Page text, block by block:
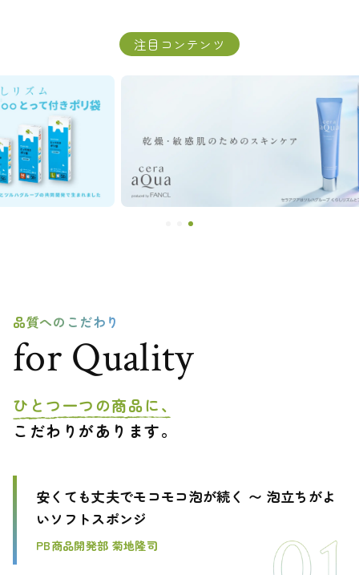
注目コンテンツ
品質へのこだわり
for Quality
ひとつ一つの商品に、
こだわりがあります。
安くても丈夫でモコモコ泡が続く 〜 泡立ちがよ
いソフトスポンジ
PB商品開発部 菊地隆司